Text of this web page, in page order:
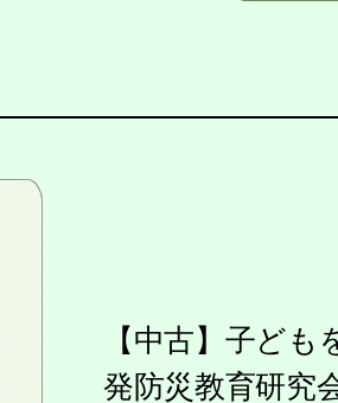
【中古】子ど
発防災教育研究